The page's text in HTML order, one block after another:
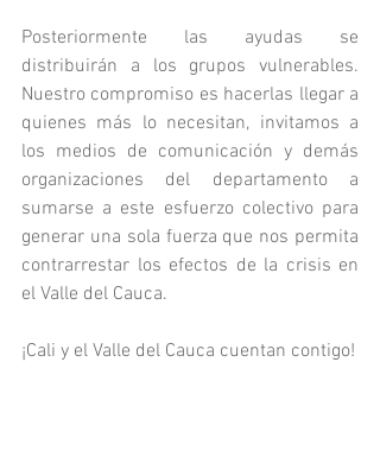
Posteriormente las ayudas se
distribuirán a los grupos vulnerables.
Nuestro compromiso es hacerlas llegar a
quienes más lo necesitan, invitamos a
los medios de comunicación y demás
organizaciones del departamento a
sumarse a este esfuerzo colectivo para
generar una sola fuerza que nos permita
contrarrestar los efectos de la crisis en
el Valle del Cauca.
¡Cali y el Valle del Cauca cuentan contigo!